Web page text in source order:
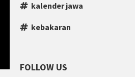
kalender jawa
kebakaran
FOLLOW US